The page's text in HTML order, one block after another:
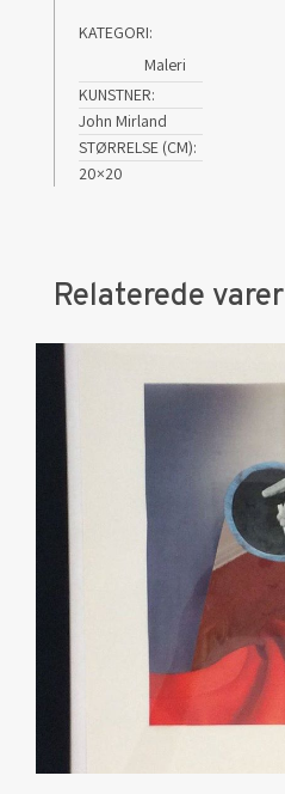
of
Mimir
Lærred
antal
KATEGORI:
Maleri
KUNSTNER
John Mirland
STØRRELSE (CM)
20×20
Relaterede varer